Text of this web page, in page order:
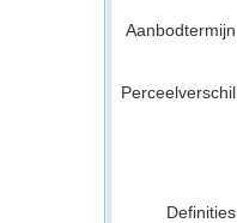
Aanbodtermijn
Perceelverschil
Definities